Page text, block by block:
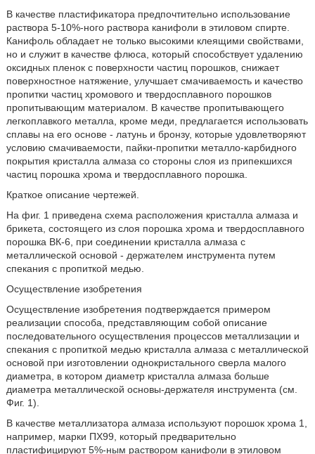
В качестве пластификатора предпочтительно использование
раствора 5-10%-ного раствора канифоли в этиловом спирте.
Канифоль обладает не только высокими клеящими свойствами,
но и служит в качестве флюса, который способствует удалению
оксидных пленок с поверхности частиц порошков, снижает
поверхностное натяжение, улучшает смачиваемость и качество
пропитки частиц хромового и твердосплавного порошков
пропитывающим материалом. В качестве пропитывающего
легкоплавкого металла, кроме меди, предлагается использовать
сплавы на его основе - латунь и бронзу, которые удовлетворяют
условию смачиваемости, пайки-пропитки металло-карбидного
покрытия кристалла алмаза со стороны слоя из припекшихся
частиц порошка хрома и твердосплавного порошка.
Краткое описание чертежей.
На фиг. 1 приведена схема расположения кристалла алмаза и
брикета, состоящего из слоя порошка хрома и твердосплавного
порошка ВК-6, при соединении кристалла алмаза с
металлической основой - держателем инструмента путем
спекания с пропиткой медью.
Осуществление изобретения
Осуществление изобретения подтверждается примером
реализации способа, представляющим собой описание
последовательного осуществления процессов металлизации и
спекания с пропиткой медью кристалла алмаза с металлической
основой при изготовлении однокристального сверла малого
диаметра, в котором диаметр кристалла алмаза больше
диаметра металлической основы-держателя инструмента (см.
Фиг. 1).
В качестве металлизатора алмаза используют порошок хрома 1,
например, марки ПХ99, который предварительно
пластифицируют 5%-ным раствором канифоли в этиловом